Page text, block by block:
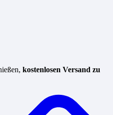
kostenlosen Versand zu